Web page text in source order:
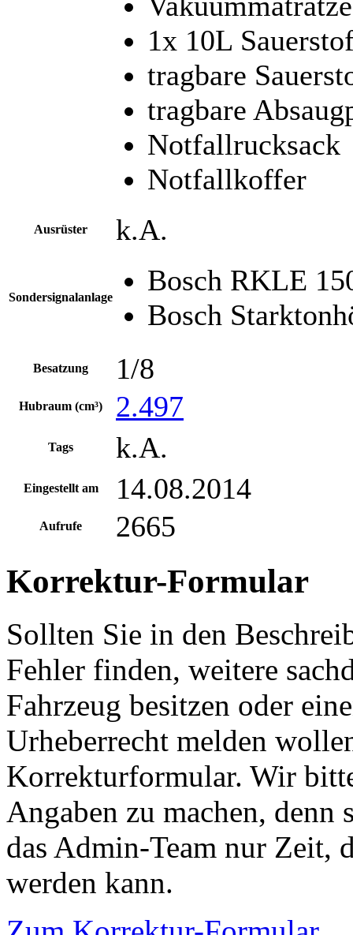
1x 10L
tragbare
tragbare
Notfallrucksack
Notfallkoffer
Ausrüster k.A.
Sondersignalanlage
Bosch RKLE
Bosch
Besatzung 1/8
Hubraum (cm³) 2.497
Tags k.A.
Eingestellt am 14.08.2014
Aufrufe 2665
Korrektur-Formular
Sollten Sie in den
Fehler finden, weitere
Fahrzeug besitzen oder
Urheberrecht melden
Korrekturformular. Wir
Angaben zu machen,
das Admin-Team nur Zeit,
werden kann.